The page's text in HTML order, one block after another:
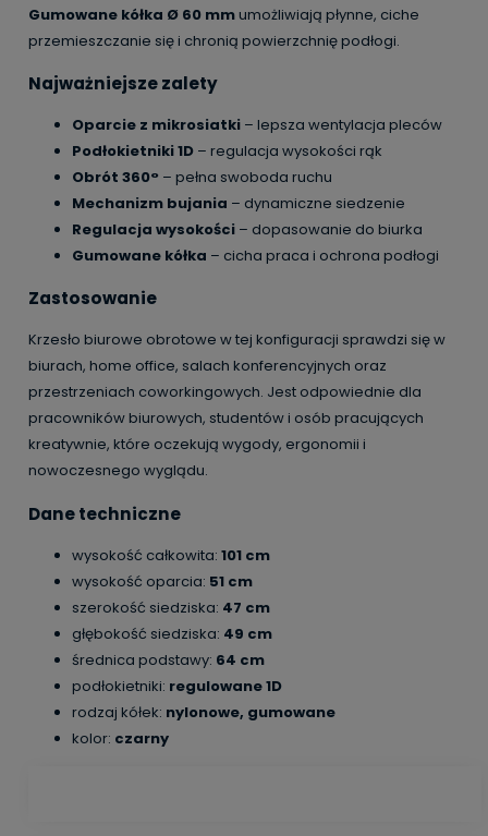
Gumowane kółka Ø 60 mmumożliwiają płynne, ciche
przemieszczanie się i chronią powierzchnię podłogi.
Najważniejsze zalety
Oparcie z mikrosiatki – lepsza wentylacja pleców
Podłokietniki 1D – regulacja wysokości rąk
Obrót 360° – pełna swoboda ruchu
Mechanizm bujania – dynamiczne siedzenie
Regulacja wysokości – dopasowanie do biurka
Gumowane kółka – cicha praca i ochrona podłogi
Zastosowanie
Krzesło biurowe obrotowe w tej konfiguracji sprawdzi się w
biurach, home office, salach konferencyjnych oraz
przestrzeniach coworkingowych. Jest odpowiednie dla
pracowników biurowych, studentów i osób pracujących
kreatywnie, które oczekują wygody, ergonomii i
nowoczesnego wyglądu.
Dane techniczne
wysokość całkowita: 101 cm
wysokość oparcia: 51 cm
szerokość siedziska: 47 cm
głębokość siedziska: 49 cm
średnica podstawy: 64 cm
podłokietniki: regulowane 1D
rodzaj kółek: nylonowe, gumowane
kolor: czarny